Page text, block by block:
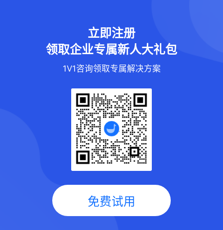
立即注册
领取企业专属新人大礼包
1V1咨询领取专属解决方案
免费试用